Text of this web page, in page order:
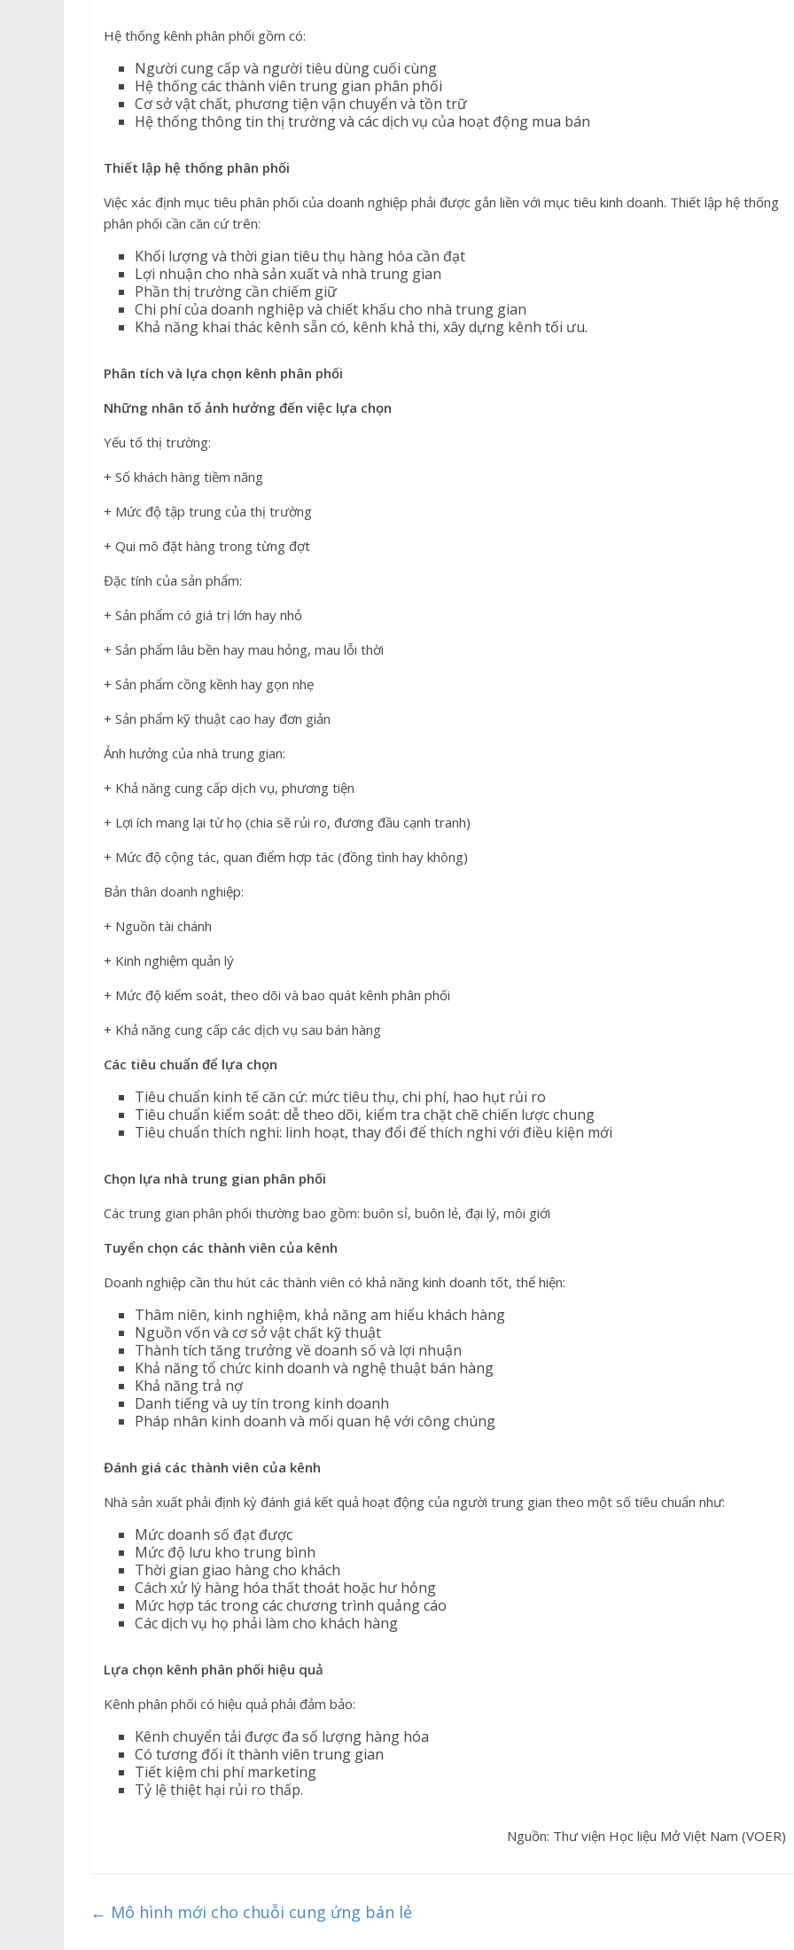
Hệ thống kênh phân phối gồm có:
Người cung cấp và người tiêu dùng cuối cùng
Hệ thống các thành viên trung gian phân phối
Cơ sở vật chất, phương tiện vận chuyển và tồn trữ
Hệ thống thông tin thị trường và các dịch vụ của hoạt động mua bán
Thiết lập hệ thống phân phối
Việc xác định mục tiêu phân phối của doanh nghiệp phải được gắn liền với mục tiêu kinh doanh. Thiết lập hệ thống
phân phối cần căn cứ trên:
Khối lượng và thời gian tiêu thụ hàng hóa cần đạt
Lợi nhuận cho nhà sản xuất và nhà trung gian
Phần thị trường cần chiếm giữ
Chi phí của doanh nghiệp và chiết khấu cho nhà trung gian
Khả năng khai thác kênh sẵn có, kênh khả thi, xây dựng kênh tối ưu.
Phân tích và lựa chọn kênh phân phối
Những nhân tố ảnh hưởng đến việc lựa chọn
Yếu tố thị trường:
+ Số khách hàng tiềm năng
+ Mức độ tập trung của thị trường
+ Qui mô đặt hàng trong từng đợt
Đặc tính của sản phẩm:
+ Sản phẩm có giá trị lớn hay nhỏ
+ Sản phẩm lâu bền hay mau hỏng, mau lỗi thời
+ Sản phẩm cồng kềnh hay gọn nhẹ
+ Sản phẩm kỹ thuật cao hay đơn giản
Ảnh hưởng của nhà trung gian:
+ Khả năng cung cấp dịch vụ, phương tiện
+ Lợi ích mang lại từ họ (chia sẽ rủi ro, đương đầu cạnh tranh)
+ Mức độ cộng tác, quan điểm hợp tác (đồng tình hay không)
Bản thân doanh nghiệp:
+ Nguồn tài chánh
+ Kinh nghiệm quản lý
+ Mức độ kiểm soát, theo dõi và bao quát kênh phân phối
+ Khả năng cung cấp các dịch vụ sau bán hàng
Các tiêu chuẩn để lựa chọn
Tiêu chuẩn kinh tế căn cứ: mức tiêu thụ, chi phí, hao hụt rủi ro
Tiêu chuẩn kiểm soát: dễ theo dõi, kiểm tra chặt chẽ chiến lược chung
Tiêu chuẩn thích nghi: linh hoạt, thay đổi để thích nghi với điều kiện mới
Chọn lựa nhà trung gian phân phối
Các trung gian phân phối thường bao gồm: buôn sỉ, buôn lẻ, đại lý, môi giới
Tuyển chọn các thành viên của kênh
Doanh nghiệp cần thu hút các thành viên có khả năng kinh doanh tốt, thể hiện:
Thâm niên, kinh nghiệm, khả năng am hiểu khách hàng
Nguồn vốn và cơ sở vật chất kỹ thuật
Thành tích tăng trưởng về doanh số và lợi nhuận
Khả năng tổ chức kinh doanh và nghệ thuật bán hàng
Khả năng trả nợ
Danh tiếng và uy tín trong kinh doanh
Pháp nhân kinh doanh và mối quan hệ với công chúng
Đánh giá các thành viên của kênh
Nhà sản xuất phải định kỳ đánh giá kết quả hoạt động của người trung gian theo một số tiêu chuẩn như:
Mức doanh số đạt được
Mức độ lưu kho trung bình
Thời gian giao hàng cho khách
Cách xử lý hàng hóa thất thoát hoặc hư hỏng
Mức hợp tác trong các chương trình quảng cáo
Các dịch vụ họ phải làm cho khách hàng
Lựa chọn kênh phân phối hiệu quả
Kênh phân phối có hiệu quả phải đảm bảo:
Kênh chuyển tải được đa số lượng hàng hóa
Có tương đối ít thành viên trung gian
Tiết kiệm chi phí marketing
Tỷ lệ thiệt hại rủi ro thấp.
Nguồn: Thư viện Học liệu Mở Việt Nam (VOER)
← Mô hình mới cho chuỗi cung ứng bán lẻ